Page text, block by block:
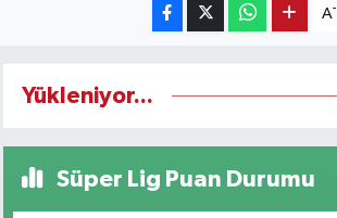
A-
Yükleniyor...
Süper Lig Puan Durumu